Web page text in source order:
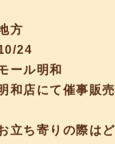
方
24
ール明和
和店にて催事販
立ち寄りの際は